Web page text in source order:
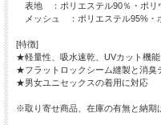
表地 ：ポリエステル90％・ポリ
メッシュ ：ポリエステル95%・
[特徴]
★軽量性、吸水速乾、UVカット機
★フラットロックシーム縫製と消臭
★男女ユニセックスの着用に対応
※取り寄せ商品、在庫の有無と納期